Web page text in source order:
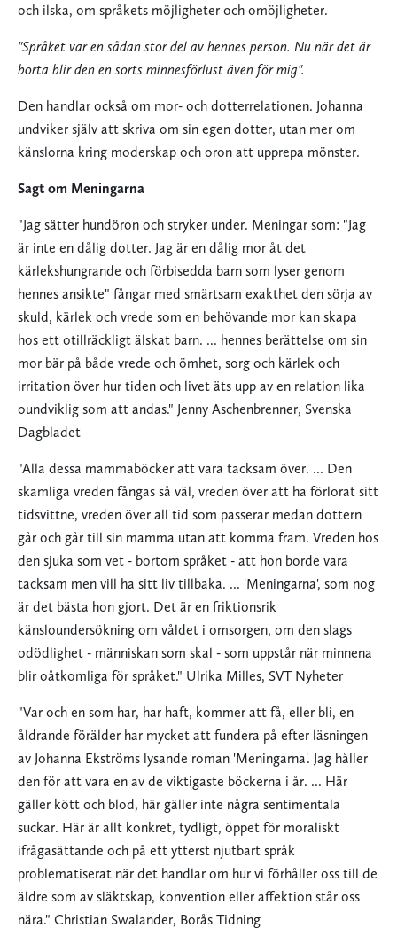
och ilska, om språkets möjligheter och omöjligheter.
"Språket var en sådan stor del av hennes person. Nu när det är
borta blir den en sorts minnesförlust även för mig".
Den handlar också om mor- och dotterrelationen. Johanna
undviker själv att skriva om sin egen dotter, utan mer om
känslorna kring moderskap och oron att upprepa mönster.
Sagt om Meningarna
"Jag sätter hundöron och stryker under. Meningar som: "Jag
är inte en dålig dotter. Jag är en dålig mor åt det
kärlekshungrande och förbisedda barn som lyser genom
hennes ansikte" fångar med smärtsam exakthet den sörja av
skuld, kärlek och vrede som en behövande mor kan skapa
hos ett otillräckligt älskat barn. ... hennes berättelse om sin
mor bär på både vrede och ömhet, sorg och kärlek och
irritation över hur tiden och livet äts upp av en relation lika
oundviklig som att andas." Jenny Aschenbrenner, Svenska
Dagbladet
"Alla dessa mammaböcker att vara tacksam över. ... Den
skamliga vreden fångas så väl, vreden över att ha förlorat sitt
tidsvittne, vreden över all tid som passerar medan dottern
går och går till sin mamma utan att komma fram. Vreden hos
den sjuka som vet - bortom språket - att hon borde vara
tacksam men vill ha sitt liv tillbaka. ... 'Meningarna', som nog
är det bästa hon gjort. Det är en friktionsrik
känsloundersökning om våldet i omsorgen, om den slags
odödlighet - människan som skal - som uppstår när minnena
blir oåtkomliga för språket." Ulrika Milles, SVT Nyheter
"Var och en som har, har haft, kommer att få, eller bli, en
åldrande förälder har mycket att fundera på efter läsningen
av Johanna Ekströms lysande roman 'Meningarna'. Jag håller
den för att vara en av de viktigaste böckerna i år. ... Här
gäller kött och blod, här gäller inte några sentimentala
suckar. Här är allt konkret, tydligt, öppet för moraliskt
ifrågasättande och på ett ytterst njutbart språk
problematiserat när det handlar om hur vi förhåller oss till de
äldre som av släktskap, konvention eller affektion står oss
nära." Christian Swalander, Borås Tidning